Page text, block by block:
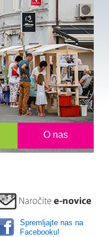
O nas
Spremljajte nas na
Facebooku!